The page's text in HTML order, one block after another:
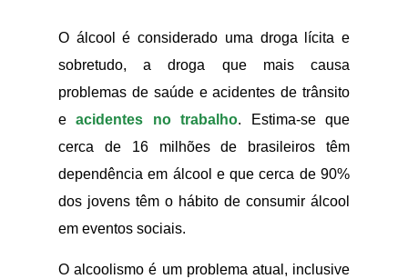
O álcool é considerado uma droga lícita e
sobretudo, a droga que mais causa
problemas de saúde e acidentes de trânsito
eacidentes no trabalho. Estima-se que
cerca de 16 milhões de brasileiros têm
dependência em álcool e que cerca de 90%
dos jovens têm o hábito de consumir álcool
em eventos sociais.
O alcoolismo é um problema atual, inclusive